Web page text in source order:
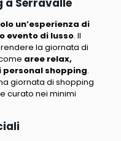
a Serravalle
un’esperienza di
evento di lusso. Il
la giornata di
aree relax,
shopping.
giornata di shopping
curato nei minimi